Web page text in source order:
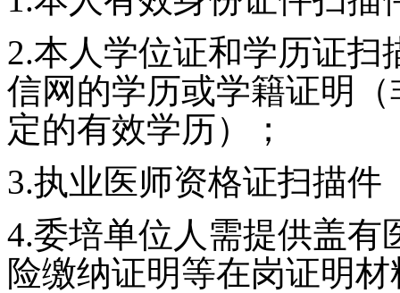
2.本人学位证和学历证扫
信网的学历或学籍证明
定的有效学历）；
3.执业医师资格证扫描件
4.委培单位人需提供盖有
险缴纳证明等在岗证明